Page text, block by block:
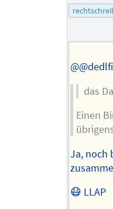
das
Einen
Ja, noch
😷 LLAP